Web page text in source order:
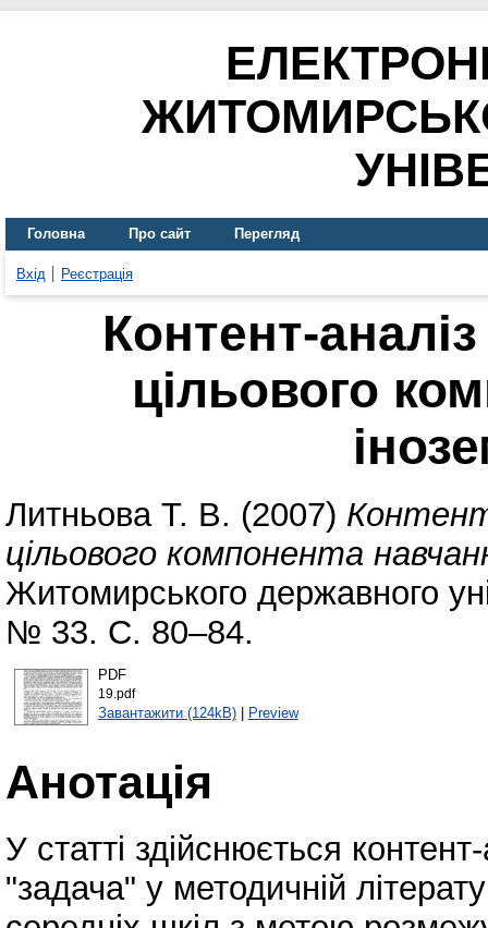
Головна Про сайт Перегляд
Вхід Реєстрація
Контент-
цільового
Литньова Т. В. (2007)
цільового компонента
Житомирського державного
№ 33. С. 80–84.
PDF
19.pdf
Завантажити (124kB)| Preview
Анотація
У статті здійснюється
"задача" у методичній